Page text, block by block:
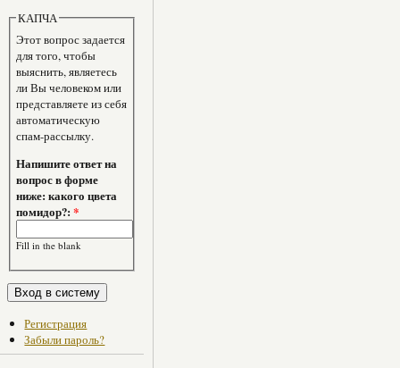
КАПЧА
Этот вопрос задается
для того, чтобы
выяснить, являетесь
ли Вы человеком или
представляете из себя
автоматическую
спам-рассылку.
Напишите ответ на
вопрос в форме
ниже: какого цвета
помидор?:*
Fill in the blank
Регистрация
Забыли пароль?